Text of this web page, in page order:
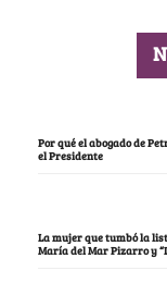
Por qué el abogado de
el Presidente
La mujer que tumbó la
María del Mar Pizarro y